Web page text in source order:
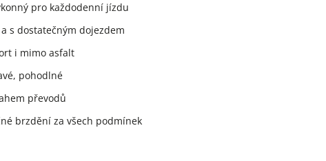
pro každodenní jízdu
s dostatečným dojezdem
i mimo asfalt
pohodlné
převodů
brzdění za všech podmínek